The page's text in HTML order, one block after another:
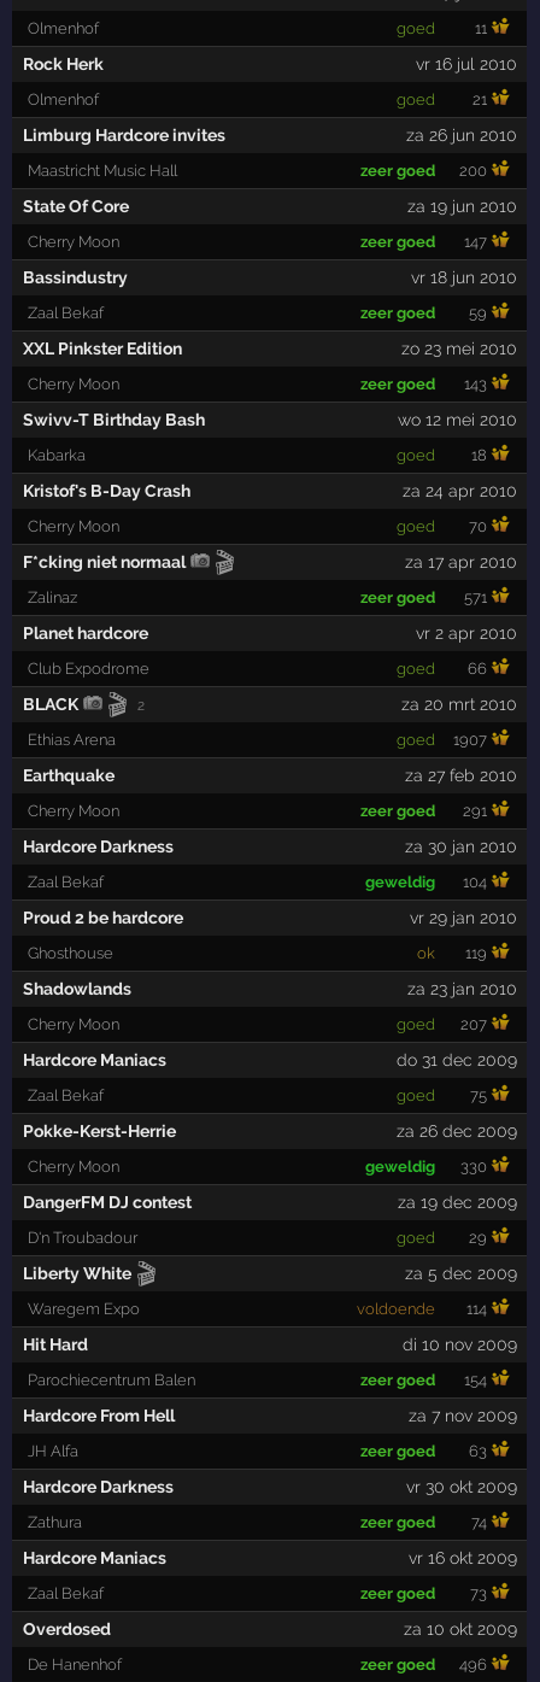
Olmenhof goed 11
Rock Herk vr 16 jul 2010
Olmenhof goed 21
Limburg Hardcore invites za 26 jun 2010
Maastricht Music Hall zeer goed 200
State Of Core za 19 jun 2010
Cherry Moon zeer goed 147
Bassindustry vr 18 jun 2010
Zaal Bekaf zeer goed 59
XXL Pinkster Edition zo 23 mei 2010
Cherry Moon zeer goed 143
Swivv-T Birthday Bash wo 12 mei 2010
Kabarka goed 18
Kristof's B-Day Crash za 24 apr 2010
Cherry Moon goed 70
F*cking niet normaal 🎬 za 17 apr 2010
Zalinaz zeer goed 571
Planet hardcore vr 2 apr 2010
Club Expodrome goed 66
BLACK 🎬 2 za 20 mrt 2010
Ethias Arena goed 1907
Earthquake za 27 feb 2010
Cherry Moon zeer goed 291
Hardcore Darkness za 30 jan 2010
Zaal Bekaf geweldig 104
Proud 2 be hardcore vr 29 jan 2010
Ghosthouse ok 119
Shadowlands za 23 jan 2010
Cherry Moon goed 207
Hardcore Maniacs do 31 dec 2009
Zaal Bekaf goed 75
Pokke-Kerst-Herrie za 26 dec 2009
Cherry Moon geweldig 330
DangerFM DJ contest za 19 dec 2009
D'n Troubadour goed 29
Liberty White 🎬 za 5 dec 2009
Waregem Expo voldoende 114
Hit Hard di 10 nov 2009
Parochiecentrum Balen zeer goed 154
Hardcore From Hell za 7 nov 2009
JH Alfa zeer goed 63
Hardcore Darkness vr 30 okt 2009
Zathura zeer goed 74
Hardcore Maniacs vr 16 okt 2009
Zaal Bekaf zeer goed 73
Overdosed za 10 okt 2009
De Hanenhof zeer goed 496